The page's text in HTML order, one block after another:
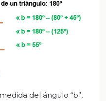
del ángulo “b”,